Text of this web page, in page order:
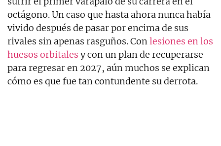
octágono. Un caso que hasta ahora nunca había
vivido después de pasar por encima de sus
rivales sin apenas rasguños. Conlesiones en los
huesos orbitales y con un plan de recuperarse
para regresar en 2027, aún muchos se explican
cómo es que fue tan contundente su derrota.